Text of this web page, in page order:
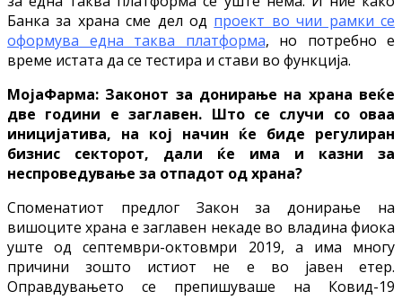
Банка за храна сме дел од проект во чии рамки се
оформува една таква платформа, но потребно е
време истата да се тестира и стави во функција.
МојаФарма: Законот за донирање на храна веќе
две години е заглавен. Што се случи со оваа
иницијатива, на кој начин ќе биде регулиран
бизнис секторот, дали ќе има и казни за
неспроведување за отпадот од храна?
Споменатиот предлог Закон за донирање на
вишоците храна е заглавен некаде во владина фиока
уште од септември-октовмри 2019, а има многу
причини зошто истиот не е во јавен етер.
Оправдувањето се препишуваше на Ковид-19